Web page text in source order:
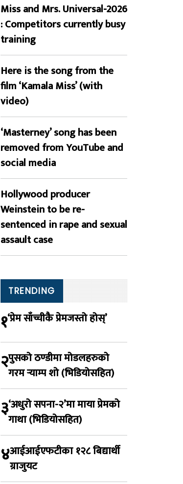
Miss and Mrs. Universal-2026
: Competitors currently busy
training
Here is the song from the
film ‘Kamala Miss’ (with
video)
‘Masterney’ song has been
removed from YouTube and
social media
Hollywood producer
Weinstein to be re-
sentenced in rape and sexual
assault case
TRENDING
१‘प्रेम साँच्चीकै प्रेमजस्तो होस्’
२पुसको ठण्डीमा मोडलहरुको
गरम र्‍याम्प शो (भिडियोसहित)
३‘अधुरो सपना-२’मा माया प्रेमको
गाथा (भिडियोसहित)
४आईआईएफटीका १२८ बिद्यार्थी
ग्राजुयट